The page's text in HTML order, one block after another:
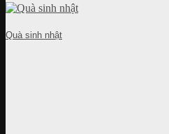
Quà sinh nhật